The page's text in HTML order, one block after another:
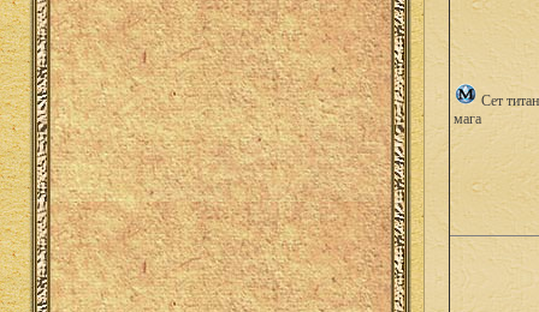
Сет
мага